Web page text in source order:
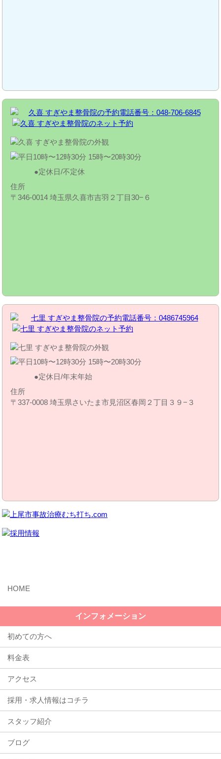
定休日/不定休
住所
〒346-0014 埼玉県久喜市吉羽２丁目30−６
定休日/年末年始
住所
〒337-0008 埼玉県さいたま市見沼区春岡２丁目３９−３
インフォメーション
初めての方へ
料金表
アクセス
採用・求人情報はコチラ
スタッフ紹介
ブログ